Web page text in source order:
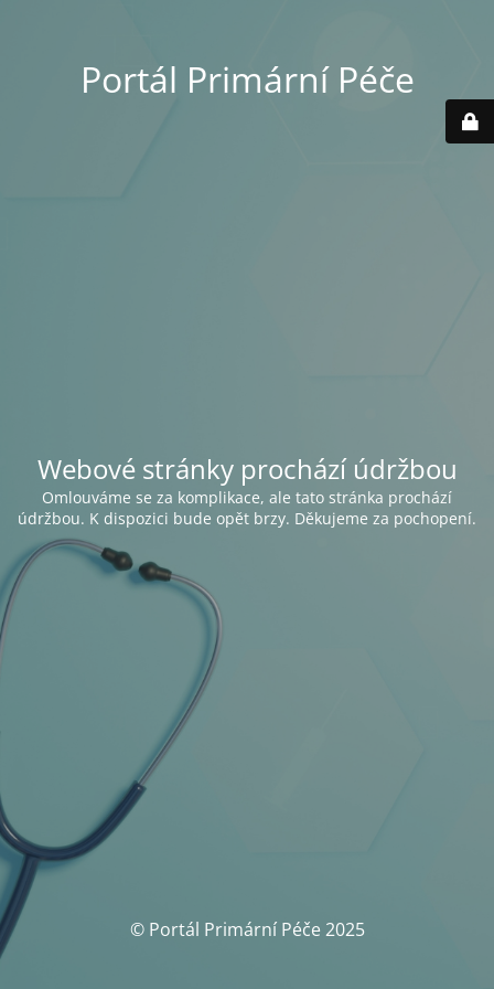
Portál Primární Péče
Webové stránky prochází údržbou
Omlouváme se za komplikace, ale tato stránka prochází
údržbou. K dispozici bude opět brzy. Děkujeme za pochopení.
© Portál Primární Péče 2025